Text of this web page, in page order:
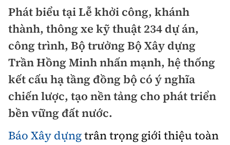
Xã hội
Chuyện dọc đường
Cải chính
Xây dựng
Chỉ đạo điều hành
Quy hoạch kiến trúc
Vật liệu xây dựng
Giám định chất lượng
Quản lý đô thị
Giao thông
Quản lý
Đường bộ
Hàng không
Đường sắt
Kinh tế
Thị trường
Tài chính
Chứng khoán
Pháp luật
Thanh tra
An toàn giao thông
Phát biểu tại Lễ khởi công, khánh
thành, thông xe kỹ thuật 234 dự án,
công trình, Bộ trưởng Bộ Xây dựng
Trần Hồng Minh nhấn mạnh, hệ thống
kết cấu hạ tầng đồng bộ có ý nghĩa
chiến lược, tạo nền tảng cho phát triển
bền vững đất nước.
Báo Xây dựngtrân trọng giới thiệu toàn